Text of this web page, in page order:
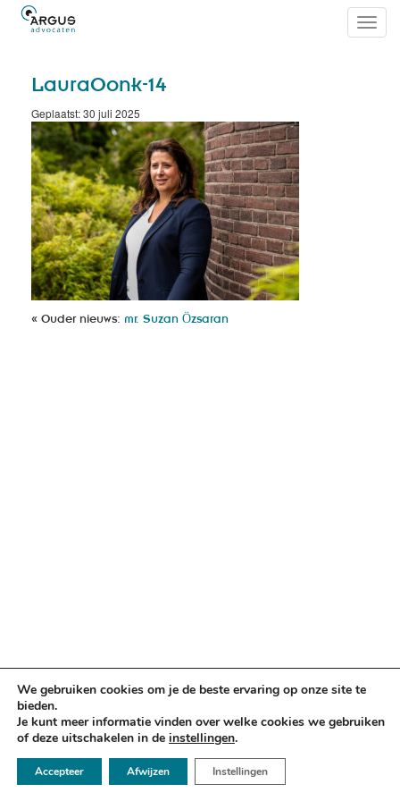
LauraOonk-14
Geplaatst: 30 juli 2025
« Ouder nieuws: mr. Suzan Ӧzsaran
✉ info@argusadvocaten.nl
We gebruiken cookies om je de beste ervaring op onze site te
bieden.
Je kunt meer informatie vinden over welke cookies we gebruiken
of deze uitschakelen in de instellingen.
Accepteer Afwijzen Instellingen